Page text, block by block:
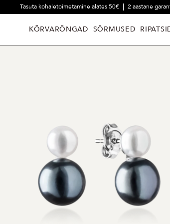
Tasuta kohaletoimetamine alates 50€ 2 aastane
KÕRVARÕNGAD SÕRMUSED